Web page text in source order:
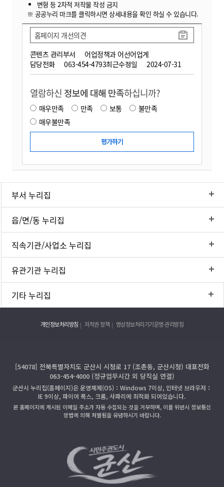
변형 등 2차적 저작물 작성 금지
※ 공공누리 마크를 클릭하시면 상세내용을 확인 하실 수 있습니다.
콘텐츠 관리부서
어업정책과 어선어업계
담당전화
063-454-4793최근수정일 2024-07-31
홈페이지 개선의견
열람하신 정보에 대해 만족하십니까?
매우만족 만족 보통
불만족
매우불만족
부서 누리집
읍/면/동 누리집
직속기관/사업소 누리집
유관기관 누리집
기타 누리집
개인정보처리방침 저작권 정책 영상정보처리기기운영·관리방침
[54078] 전북특별자치도 군산시 시청로 17 (조촌동, 군산시청) 대표전화
063-454-4000 (정규업무시간 외 당직실 연결)
군산시 누리집(홈페이지)은 운영체제(OS)：Windows 7이상, 인터넷 브라우저：
IE 9이상, 파이어 폭스, 크롬, 사파리에 최적화 되어있습니다.
본 홈페이지에 게시된 이메일 주소가 자동 수집되는 것을 거부하며, 이를 위반시 정보통신
망법에 의해 처벌됨을 유념하시기 바랍니다.